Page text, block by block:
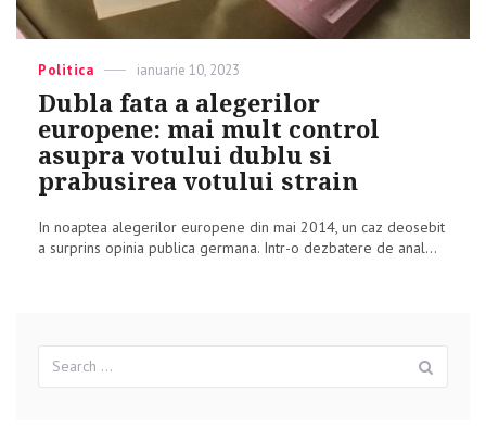
Categories
Politica
Posted
ianuarie 10, 2023
Dubla fata a alegerilor
europene: mai mult control
asupra votului dublu si
prabusirea votului strain
In noaptea alegerilor europene din mai 2014, un caz deosebit
a surprins opinia publica germana. Intr-o dezbatere de anal...
for: